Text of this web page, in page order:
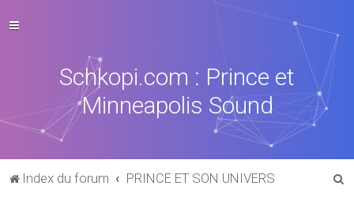
Schkopi.com : Prince et
Minneapolis Sound
Index du forum PRINCE ET SON UNIVERS